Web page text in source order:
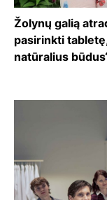
Žolynų galią
pasirinkti
natūralius